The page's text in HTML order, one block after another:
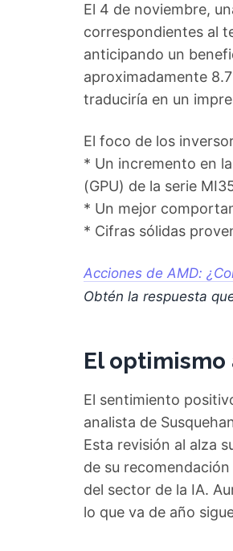
El 4 de noviembre,
correspondientes al
anticipando un
aproximadamente
traduciría en un
El foco de los
* Un incremento en
(GPU) de la serie
* Un mejor
* Cifras sólidas
Acciones de AMD:
Obtén la respuesta
El
El sentimiento
analista de
Esta revisión al alza
de su
del sector de la IA.
lo que va de año